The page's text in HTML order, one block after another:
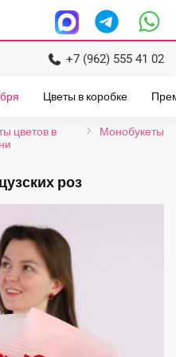
+7 (962) 555 41 02
Цветы в коробке
цветов в
Монобукеты
роз